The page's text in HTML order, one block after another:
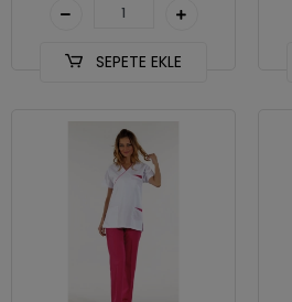
SEPETE EKLE